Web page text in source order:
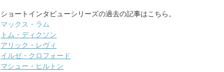
ショートインタビューシリーズの過去の記事はこちら。
マックス・ラム
トム・ディクソン
アリック・レヴィ
イルゼ・クロフォード
マシュー・ヒルトン